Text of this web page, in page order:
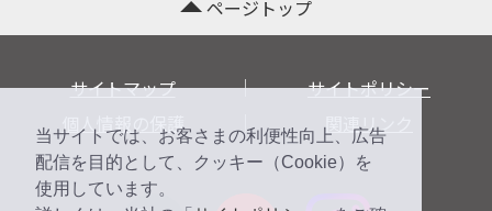
当サイトでは、お客さまの利便性向上、広告
配信を目的として、クッキー（Cookie）を
使用しています。
ページトップ
サイトマップ
サイトポリシー
個人情報の保護
関連リンク